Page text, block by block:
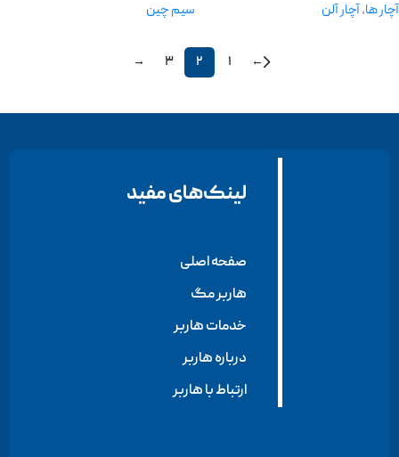
آچار ها,آچار آلن
سیم چین
← ۱ ۲ ۳ →
لینک‌های مفید
صفحه اصلی
هاربر مگ
خدمات هاربر
درباره هاربر
ارتباط با هاربر